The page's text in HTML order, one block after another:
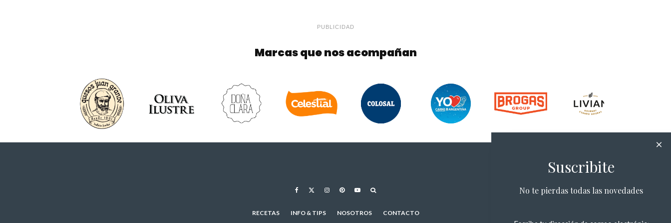
PUBLICIDAD
Marcas que nos acompañan
RECETAS INFO & TIPS NOSOTROS CONTACTO
Suscribite
No te pierdas todas las novedades